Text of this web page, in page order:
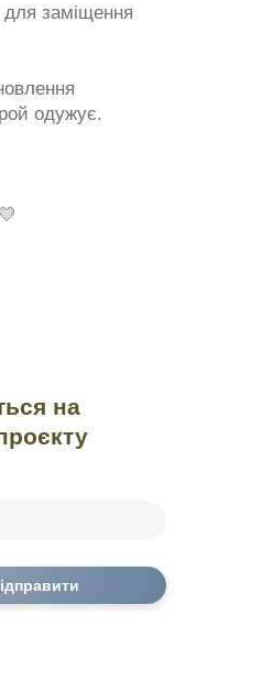
для заміщення
одужує.
💛
на